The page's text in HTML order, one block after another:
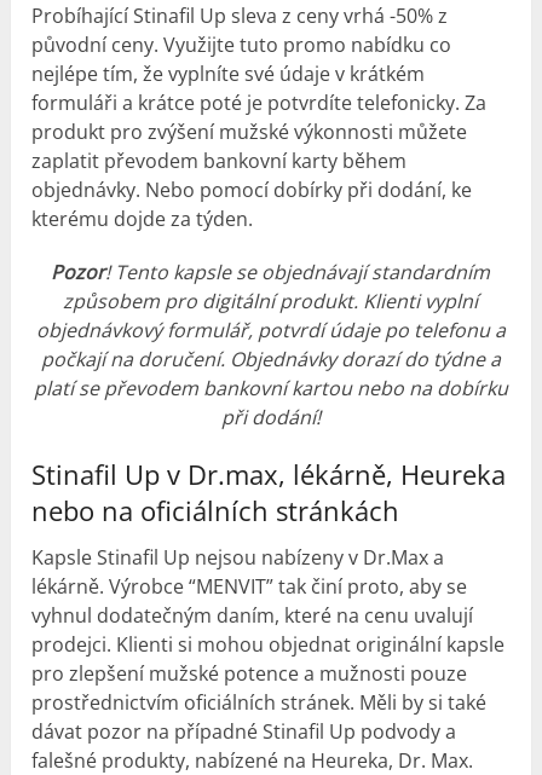
Probíhající Stinafil Up sleva z ceny vrhá -50% z
původní ceny. Využijte tuto promo nabídku co
nejlépe tím, že vyplníte své údaje v krátkém
formuláři a krátce poté je potvrdíte telefonicky. Za
produkt pro zvýšení mužské výkonnosti můžete
zaplatit převodem bankovní karty během
objednávky. Nebo pomocí dobírky při dodání, ke
kterému dojde za týden.
Pozor! Tento kapsle se objednávají standardním
způsobem pro digitální produkt. Klienti vyplní
objednávkový formulář, potvrdí údaje po telefonu a
počkají na doručení. Objednávky dorazí do týdne a
platí se převodem bankovní kartou nebo na dobírku
při dodání!
Stinafil Up v Dr.max, lékárně, Heureka
nebo na oficiálních stránkách
Kapsle Stinafil Up nejsou nabízeny v Dr.Max a
lékárně. Výrobce “MENVIT” tak činí proto, aby se
vyhnul dodatečným daním, které na cenu uvalují
prodejci. Klienti si mohou objednat originální kapsle
pro zlepšení mužské potence a mužnosti pouze
prostřednictvím oficiálních stránek. Měli by si také
dávat pozor na případné Stinafil Up podvody a
falešné produkty, nabízené na Heureka, Dr. Max.